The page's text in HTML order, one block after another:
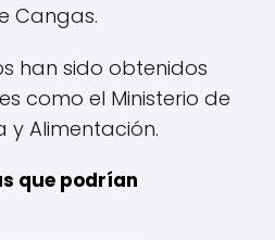
Cangas.
han sido obtenidos
como el Ministerio de
y Alimentación.
que podrían